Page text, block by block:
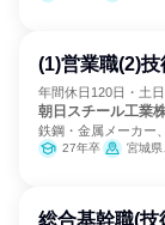
(1)営業職(2)
年間休日120日・土
朝日スチール工業
鉄鋼・金属メーカー
27年卒 宮城県、東
総合基幹職(技